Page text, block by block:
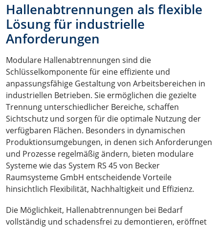
Hallenabtrennungen als flexible
Lösung für industrielle
Anforderungen
Modulare Hallenabtrennungen sind die
Schlüsselkomponente für eine effiziente und
anpassungsfähige Gestaltung von Arbeitsbereichen in
industriellen Betrieben. Sie ermöglichen die gezielte
Trennung unterschiedlicher Bereiche, schaffen
Sichtschutz und sorgen für die optimale Nutzung der
verfügbaren Flächen. Besonders in dynamischen
Produktionsumgebungen, in denen sich Anforderungen
und Prozesse regelmäßig ändern, bieten modulare
Systeme wie das System RS 45 von Becker
Raumsysteme GmbH entscheidende Vorteile
hinsichtlich Flexibilität, Nachhaltigkeit und Effizienz.
Die Möglichkeit, Hallenabtrennungen bei Bedarf
vollständig und schadensfrei zu demontieren, eröffnet